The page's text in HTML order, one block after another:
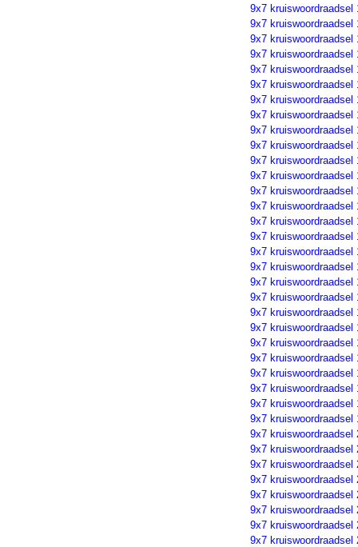
9x7 kruiswoordraadsel
9x7 kruiswoordraadsel
9x7 kruiswoordraadsel
9x7 kruiswoordraadsel
9x7 kruiswoordraadsel
9x7 kruiswoordraadsel
9x7 kruiswoordraadsel
9x7 kruiswoordraadsel
9x7 kruiswoordraadsel
9x7 kruiswoordraadsel
9x7 kruiswoordraadsel
9x7 kruiswoordraadsel
9x7 kruiswoordraadsel
9x7 kruiswoordraadsel
9x7 kruiswoordraadsel
9x7 kruiswoordraadsel
9x7 kruiswoordraadsel
9x7 kruiswoordraadsel
9x7 kruiswoordraadsel
9x7 kruiswoordraadsel
9x7 kruiswoordraadsel
9x7 kruiswoordraadsel
9x7 kruiswoordraadsel
9x7 kruiswoordraadsel
9x7 kruiswoordraadsel
9x7 kruiswoordraadsel
9x7 kruiswoordraadsel
9x7 kruiswoordraadsel
9x7 kruiswoordraadsel
9x7 kruiswoordraadsel
9x7 kruiswoordraadsel
9x7 kruiswoordraadsel
9x7 kruiswoordraadsel
9x7 kruiswoordraadsel
9x7 kruiswoordraadsel
9x7 kruiswoordraadsel